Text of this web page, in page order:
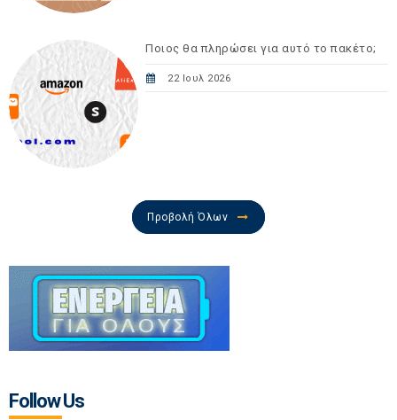
Ποιος θα πληρώσει για αυτό το πακέτο;
22 Ιουλ 2026
Προβολή Όλων
Follow Us